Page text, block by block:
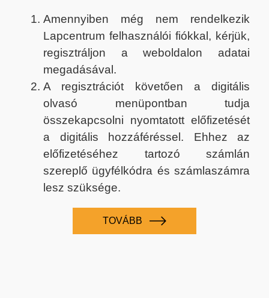
Amennyiben még nem rendelkezik
Lapcentrum felhasználói fiókkal, kérjük,
regisztráljon a weboldalon adatai
megadásával.
A regisztrációt követően a digitális
olvasó menüpontban tudja
összekapcsolni nyomtatott előfizetését
a digitális hozzáféréssel. Ehhez az
előfizetéséhez tartozó számlán
szereplő ügyfélkódra és számlaszámra
lesz szüksége.
TOVÁBB